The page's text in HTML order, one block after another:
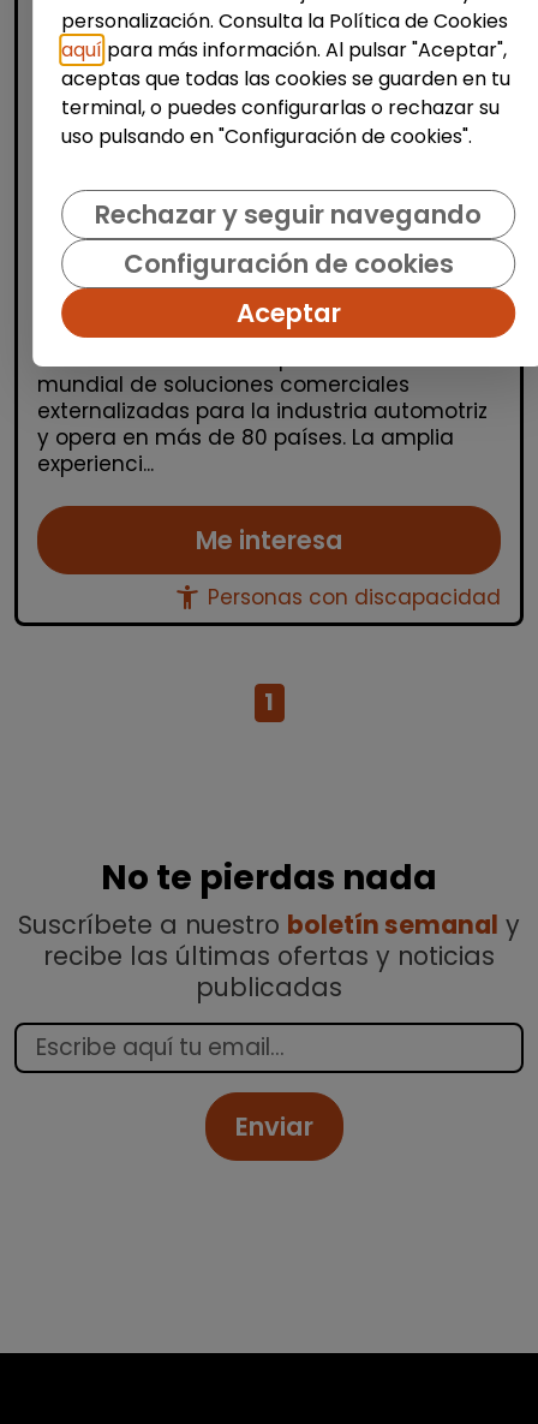
Atención al Cliente y Comercio
Agente de ventas y soporte
(Barcelona) - español, francés,
alemán, sueco, holandés o italiano
MSX Internacional| España(Barcelona)
MSX International es el proveedor líder
mundial de soluciones comerciales
externalizadas para la industria automotriz
y opera en más de 80 países. La amplia
experienci...
Me interesa
accessibility_new Personas con discapacidad
1
No te pierdas nada
Suscríbete a nuestro boletín semanal y
recibe las últimas ofertas y noticias
publicadas
Enviar
personalización. Consulta la Política de Cookies
aquí para más información. Al pulsar "Aceptar",
aceptas que todas las cookies se guarden en tu
terminal, o puedes configurarlas o rechazar su
uso pulsando en "Configuración de cookies".
Rechazar y seguir navegando
Configuración de cookies
Aceptar